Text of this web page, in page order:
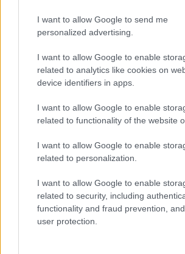
I want to allow Google to send me
personalized advertising.
I want to allow Google to enable
related to analytics like cookies on
device identifiers in apps.
I want to allow Google to enable
related to functionality of the website
I want to allow Google to enable
related to personalization.
I want to allow Google to enable
related to security, including
functionality and fraud prevention,
user protection.
12 libri fantasy imperdibili per
straordinari